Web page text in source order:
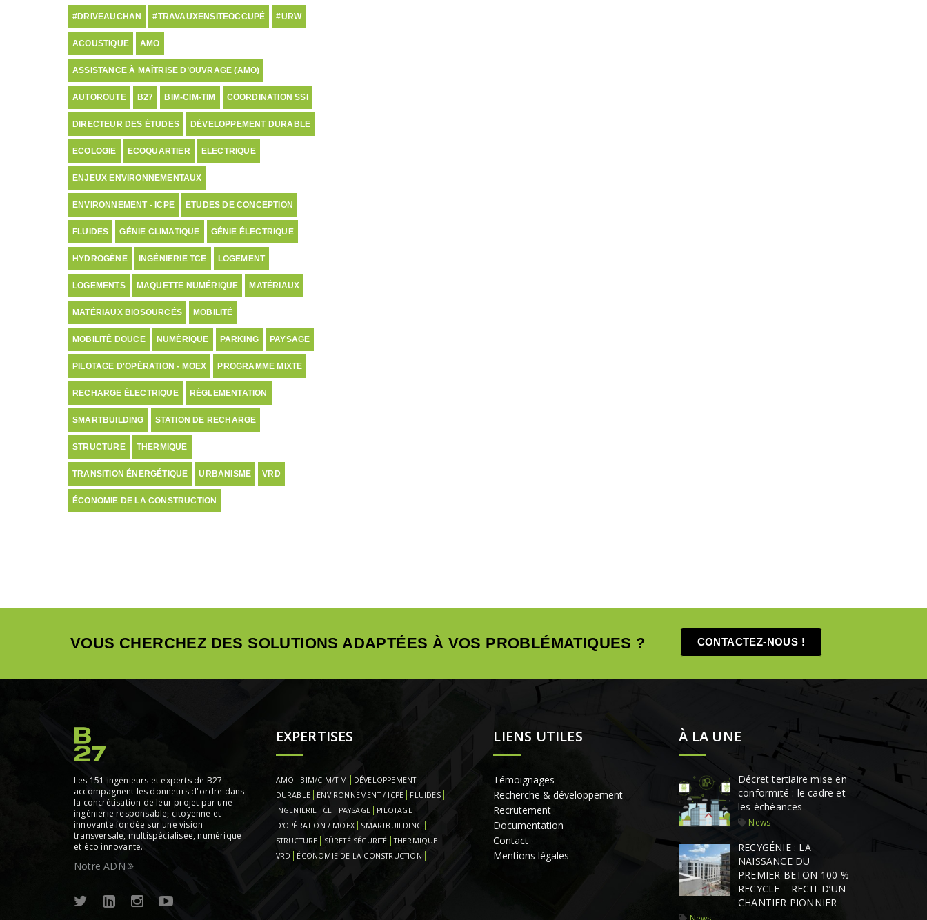
#DRIVEAUCHAN #TRAVAUXENSITEOCCUPÉ #URW
ACOUSTIQUE AMO
ASSISTANCE À MAÎTRISE D’OUVRAGE (AMO)
AUTOROUTE B27 BIM-CIM-TIM COORDINATION SSI
DIRECTEUR DES ÉTUDES DÉVELOPPEMENT DURABLE
ECOLOGIE ECOQUARTIER ELECTRIQUE
ENJEUX ENVIRONNEMENTAUX
ENVIRONNEMENT - ICPE ETUDES DE CONCEPTION
FLUIDES GÉNIE CLIMATIQUE GÉNIE ÉLECTRIQUE
HYDROGÈNE INGÉNIERIE TCE LOGEMENT
LOGEMENTS MAQUETTE NUMÉRIQUE MATÉRIAUX
MATÉRIAUX BIOSOURCÉS MOBILITÉ
MOBILITÉ DOUCE NUMÉRIQUE PARKING PAYSAGE
PILOTAGE D'OPÉRATION - MOEX PROGRAMME MIXTE
RECHARGE ÉLECTRIQUE RÉGLEMENTATION
SMARTBUILDING STATION DE RECHARGE
STRUCTURE THERMIQUE
TRANSITION ÉNERGÉTIQUE URBANISME VRD
ÉCONOMIE DE LA CONSTRUCTION
VOUS CHERCHEZ DES SOLUTIONS ADAPTÉES À VOS PROBLÉMATIQUES ? CONTACTEZ-NOUS !
Les 151 ingénieurs et experts de B27
accompagnent les donneurs d'ordre dans
la concrétisation de leur projet par une
ingénierie responsable, citoyenne et
innovante fondée sur une vision
transversale, multispécialisée, numérique
et éco innovante.
Notre ADN
EXPERTISES
AMO BIM/CIM/TIM
DÉVELOPPEMENT
DURABLE
ENVIRONNEMENT / ICPE
FLUIDES
INGENIERIE TCE
PAYSAGE
PILOTAGE
D'OPÉRATION / MOEX
SMARTBUILDING
STRUCTURE
SÛRETÉ SÉCURITÉ
THERMIQUE
VRD
ÉCONOMIE DE LA CONSTRUCTION
LIENS UTILES
Témoignages
Recherche & développement
Recrutement
Documentation
Contact
Mentions légales
À LA UNE
Décret tertiaire mise en
conformité : le cadre et
les échéances
News
RECYGÉNIE : LA
NAISSANCE DU
PREMIER BETON 100 %
RECYCLE – RECIT D’UN
CHANTIER PIONNIER